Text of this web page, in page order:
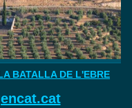
BATALLA DE L'EBRE